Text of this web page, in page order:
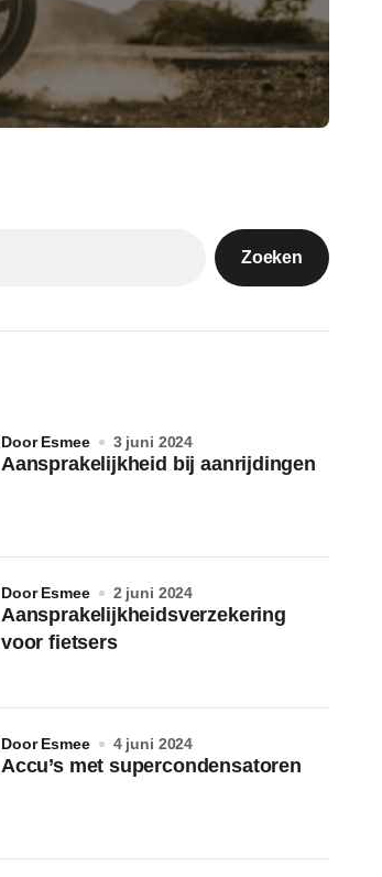
Zoeken
Aansprakelijkheid bij aanrijdingen
door Esmee 3 juni 2024
Aansprakelijkheidsverzekering
voor fietsers
door Esmee 2 juni 2024
Accu’s met supercondensatoren
door Esmee 4 juni 2024